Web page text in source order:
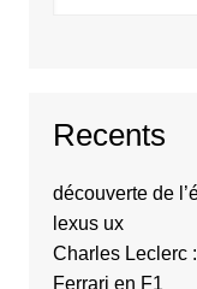
Recents
découverte de
lexus ux
Charles Leclerc
Ferrari en F1